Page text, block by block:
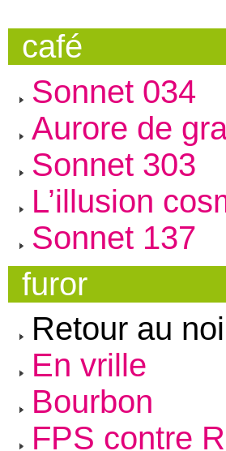
café
Sonnet 034
Aurore de
Sonnet 303
L’illusion
Sonnet 137
furor
Retour au
En vrille
Bourbon
FPS contre